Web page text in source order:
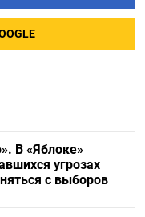
В «Яблоке»
угрозах
с выборов